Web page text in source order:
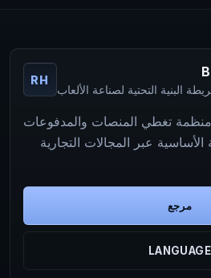
RH
البنية التحتية لصناعة الألعاب
منصة معرفة iGaming منظمة تغطي المنصات والمدفوعات
الأساسية عبر المجالات التجارية
مرجع
LANGUAGE